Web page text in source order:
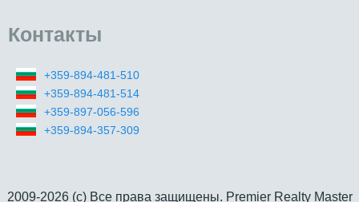
Контакты
+359-894-481-510
+359-894-481-514
+359-897-056-596
+359-894-357-309
2009-2026 (c) Все права защищены. Premier Realty Master